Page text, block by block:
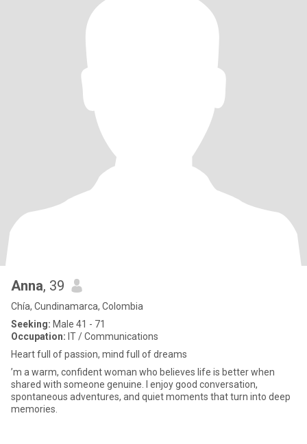
Anna, 39
Chía, Cundinamarca, Colombia
Seeking: Male 41 - 71
Occupation: IT / Communications
Heart full of passion, mind full of dreams
’m a warm, confident woman who believes life is better when
shared with someone genuine. I enjoy good conversation,
spontaneous adventures, and quiet moments that turn into deep
memories.